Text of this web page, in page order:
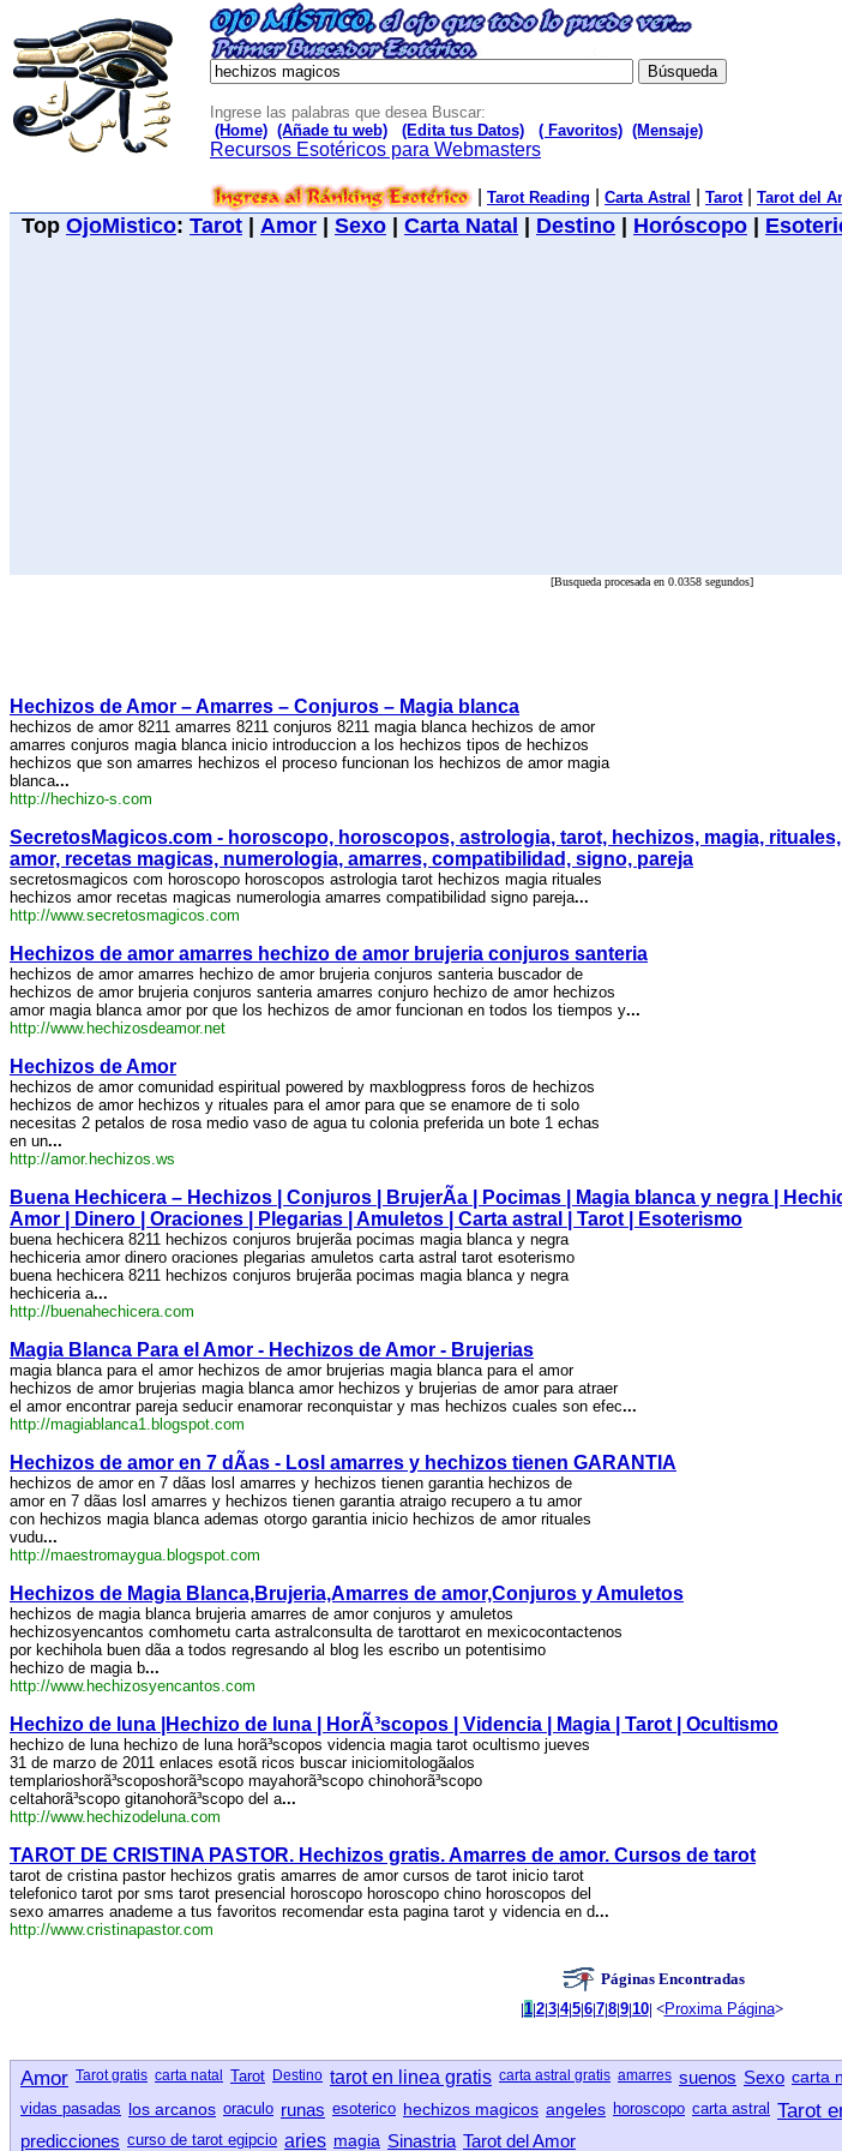
Ingrese las palabras que desea Buscar:
(Home) (Añade tu web) (Edita tus Datos) ( Favoritos) (Mensaje)
Recursos Esotéricos para Webmasters
Tarot Reading Carta Astral Tarot Tarot del
Top OjoMistico: Tarot Amor Sexo Carta Natal Destino Horóscopo
[Busqueda procesada en 0.0358 segundos]
Hechizos de Amor – Amarres – Conjuros – Magia blanca
hechizos de amor 8211 amarres 8211 conjuros 8211 magia blanca hechizos de amor
amarres conjuros magia blanca inicio introduccion a los hechizos tipos de hechizos
hechizos que son amarres hechizos el proceso funcionan los hechizos de amor magia
blanca...
http://hechizo-s.com
SecretosMagicos.com - horoscopo, horoscopos, astrologia, tarot, hechizos, magia,
amor, recetas magicas, numerologia, amarres, compatibilidad, signo, pareja
secretosmagicos com horoscopo horoscopos astrologia tarot hechizos magia rituales
hechizos amor recetas magicas numerologia amarres compatibilidad signo pareja...
http://www.secretosmagicos.com
Hechizos de amor amarres hechizo de amor brujeria conjuros santeria
hechizos de amor amarres hechizo de amor brujeria conjuros santeria buscador de
hechizos de amor brujeria conjuros santeria amarres conjuro hechizo de amor hechizos
amor magia blanca amor por que los hechizos de amor funcionan en todos los tiempos y...
http://www.hechizosdeamor.net
Hechizos de Amor
hechizos de amor comunidad espiritual powered by maxblogpress foros de hechizos
hechizos de amor hechizos y rituales para el amor para que se enamore de ti solo
necesitas 2 petalos de rosa medio vaso de agua tu colonia preferida un bote 1 echas
en un...
http://amor.hechizos.ws
Buena Hechicera – Hechizos | Conjuros | BrujerÃ­a | Pocimas | Magia blanca y negra |
Amor | Dinero | Oraciones | Plegarias | Amuletos | Carta astral | Tarot | Esoterismo
buena hechicera 8211 hechizos conjuros brujerã­a pocimas magia blanca y negra
hechiceria amor dinero oraciones plegarias amuletos carta astral tarot esoterismo
buena hechicera 8211 hechizos conjuros brujerã­a pocimas magia blanca y negra
hechiceria a...
http://buenahechicera.com
Magia Blanca Para el Amor - Hechizos de Amor - Brujerias
magia blanca para el amor hechizos de amor brujerias magia blanca para el amor
hechizos de amor brujerias magia blanca amor hechizos y brujerias de amor para atraer
el amor encontrar pareja seducir enamorar reconquistar y mas hechizos cuales son efec...
http://magiablanca1.blogspot.com
Hechizos de amor en 7 dÃ­as - Losl amarres y hechizos tienen GARANTIA
hechizos de amor en 7 dã­as losl amarres y hechizos tienen garantia hechizos de
amor en 7 dã­as losl amarres y hechizos tienen garantia atraigo recupero a tu amor
con hechizos magia blanca ademas otorgo garantia inicio hechizos de amor rituales
vudu...
http://maestromaygua.blogspot.com
Hechizos de Magia Blanca,Brujeria,Amarres de amor,Conjuros y Amuletos
hechizos de magia blanca brujeria amarres de amor conjuros y amuletos
hechizosyencantos comhometu carta astralconsulta de tarottarot en mexicocontactenos
por kechihola buen dã­a a todos regresando al blog les escribo un potentisimo
hechizo de magia b...
http://www.hechizosyencantos.com
Hechizo de luna |Hechizo de luna | HorÃ³scopos | Videncia | Magia | Tarot | Ocultismo
hechizo de luna hechizo de luna horã³scopos videncia magia tarot ocultismo jueves
31 de marzo de 2011 enlaces esotã ricos buscar iniciomitologã­alos
templarioshorã³scoposhorã³scopo mayahorã³scopo chinohorã³scopo
celtahorã³scopo gitanohorã³scopo del a...
http://www.hechizodeluna.com
TAROT DE CRISTINA PASTOR. Hechizos gratis. Amarres de amor. Cursos de tarot
tarot de cristina pastor hechizos gratis amarres de amor cursos de tarot inicio tarot
telefonico tarot por sms tarot presencial horoscopo horoscopo chino horoscopos del
sexo amarres anademe a tus favoritos recomendar esta pagina tarot y videncia en d...
http://www.cristinapastor.com
Páginas Encontradas
|1|2|3|4|5|6|7|8|9|10| <Proxima Página>
Amor Tarot gratis carta natal Tarot Destino tarot en linea gratis carta astral gratis amarres suenos Sexo carta
vidas pasadas los arcanos oraculo runas esoterico hechizos magicos angeles horoscopo carta astral Tarot
predicciones curso de tarot egipcio aries magia Sinastria Tarot del Amor